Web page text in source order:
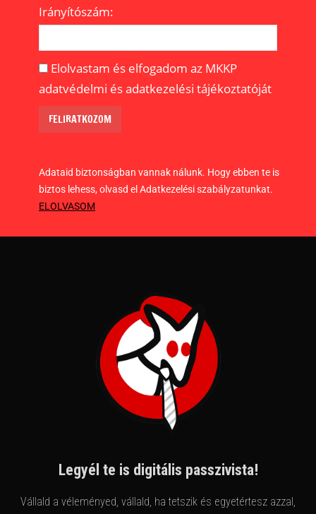
Irányítószám:
Elolvastam és elfogadom az MKKP
adatvédelmi és adatkezelési tájékoztatóját
Adataid biztonságban vannak nálunk. Hogy ebben te is
biztos lehess, olvasd el Adatkezelési szabályzatunkat.
ELOLVASOM
Legyél te is digitális passzivista!
Vállald a véleményed, vállald, ha tetszik és egyetértesz azzal,